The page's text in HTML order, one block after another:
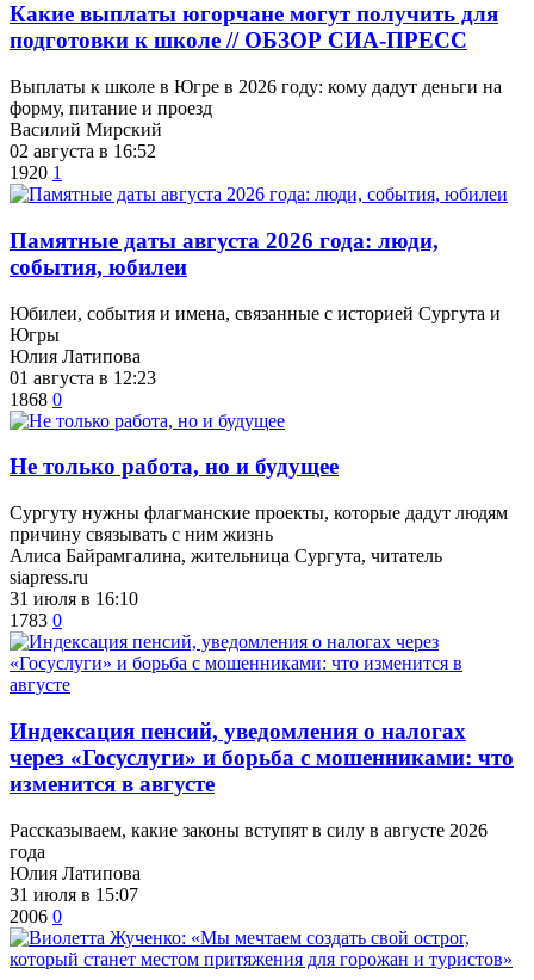
Какие выплаты югорчане могут получить для
подготовки к школе // ОБЗОР СИА-ПРЕСС
Выплаты к школе в Югре в 2026 году: кому дадут деньги на
форму, питание и проезд
Василий Мирский
02 августа в 16:52
1920 1
​Памятные даты августа 2026 года: люди,
события, юбилеи
Юбилеи, события и имена, связанные с историей Сургута и
Югры
Юлия Латипова
01 августа в 12:23
1868 0
​Не только работа, но и будущее
Сургуту нужны флагманские проекты, которые дадут людям
причину связывать с ним жизнь
Алиса Байрамгалина, жительница Сургута, читатель
siapress.ru
31 июля в 16:10
1783 0
​Индексация пенсий, уведомления о налогах
через «Госуслуги» и борьба с мошенниками: что
изменится в августе
Рассказываем, какие законы вступят в силу в августе 2026
года
Юлия Латипова
31 июля в 15:07
2006 0